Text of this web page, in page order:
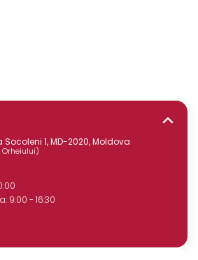
1, MD-2020, Moldova
9:00 - 16:30